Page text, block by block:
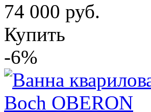
74 000 руб.
Купить
-6%